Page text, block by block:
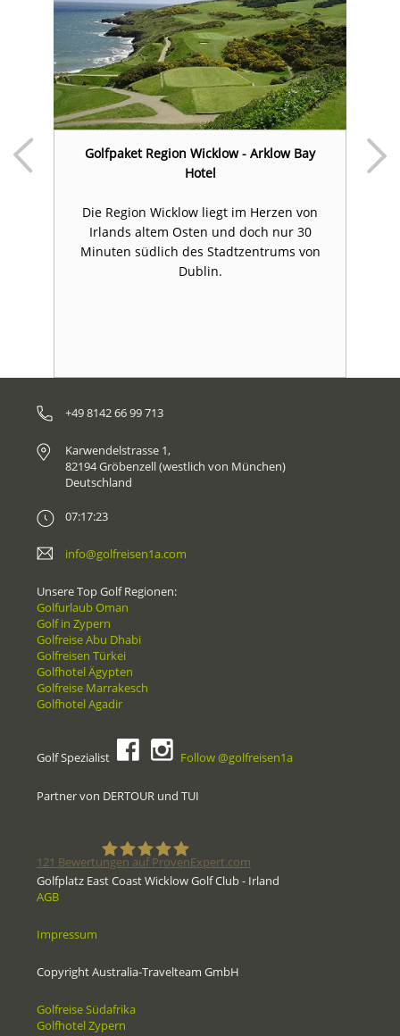
Golfpaket Region Wicklow - Arklow Bay
Hotel
Die Region Wicklow liegt im Herzen von
Irlands altem Osten und doch nur 30
Minuten südlich des Stadtzentrums von
Dublin.
+49 8142 66 99 713
Karwendelstrasse 1,
82194 Gröbenzell (westlich von München)
Deutschland
07:17:23
info@golfreisen1a.com
Unsere Top Golf Regionen:
Golfurlaub Oman
Golf in Zypern
Golfreise Abu Dhabi
Golfreisen Türkei
Golfhotel Ägypten
Golfreise Marrakesch
Golfhotel Agadir
Golf Spezialist Follow @golfreisen1a
Partner von DERTOUR und TUI
121 Bewertungen auf ProvenExpert.com
Golfplatz East Coast Wicklow Golf Club - Irland
AGB
Impressum
Copyright Australia-Travelteam GmbH
Golfreise Südafrika
Golfhotel Zypern